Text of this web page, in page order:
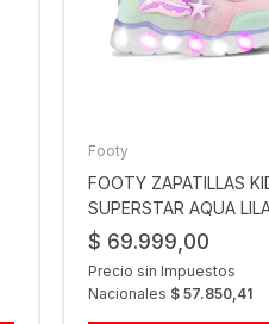
Footy
FOOTY ZAPATILLAS
SUPERSTAR AQUA
$ 69.999,00
Precio sin Impuestos
Nacionales $ 57.850,41